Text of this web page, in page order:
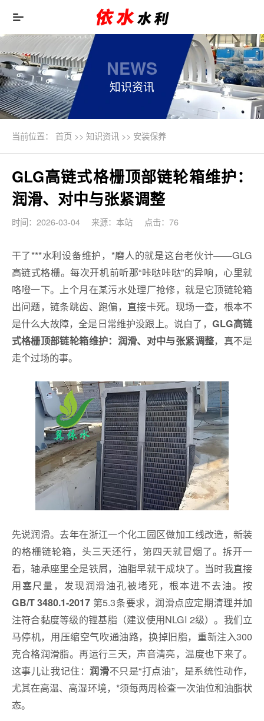
NEWS
知识资讯
当前位置： 首页>> 知识资讯 >> 安装保养
GLG高链式格栅顶部链轮箱维护：
润滑、对中与张紧调整
时间：2026-03-04 来源：本站 点击：76
干了***水利设备维护，*磨人的就是这台老伙计——GLG
高链式格栅。每次开机前听那“咔哒咔哒”的异响，心里就
咯噔一下。上个月在某污水处理厂抢修，就是它顶链轮箱
出问题，链条跳齿、跑偏，直接卡死。现场一查，根本不
是什么大故障，全是日常维护没跟上。说白了， GLG高链
式格栅顶部链轮箱维护：润滑、对中与张紧调整，真不是
走个过场的事。
先说润滑。去年在浙江一个化工园区做加工线改造，新装
的格栅链轮箱，头三天还行，第四天就冒烟了。拆开一
看，轴承座里全是铁屑，油脂早就干成块了。当时我直接
用塞尺量，发现润滑油孔被堵死，根本进不去油。按
GB/T 3480.1-2017 第5.3条要求，润滑点应定期清理并加
注符合黏度等级的锂基脂（建议使用NLGI 2级）。我们立
马停机，用压缩空气吹通油路，换掉旧脂，重新注入300
克合格润滑脂。再运行三天，声音清亮，温度也下来了。
这事儿让我记住：润滑不只是“打点油”，是系统性动作，
尤其在高温、高湿环境，*须每两周检查一次油位和油脂状
态。